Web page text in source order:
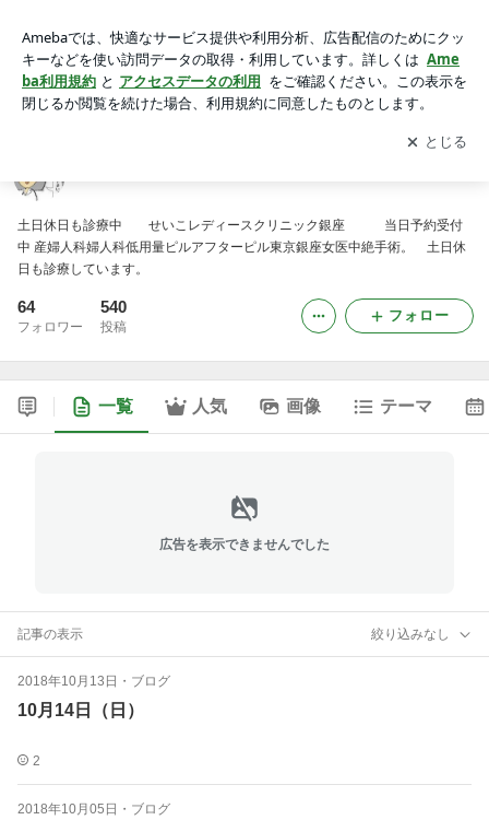
アプリをダウンロードして ブログの更新通知
を受け取りまし
ょう。
開く
土日休日も診療中 せいこレディースクリニック銀座 当日予約受付
中 産婦人科婦人科低用量ピルアフターピル東京銀座女医中絶手術。 土日休
日も診療しています。
64
フォロワー
540
投稿
フォロー
一覧 人気 画像 テーマ
広告を表示できませんでした
記事の表示 絞り込みなし
2018年10月13日 ・ ブログ
10月14日（日）
2
2018年10月05日 ・ ブログ